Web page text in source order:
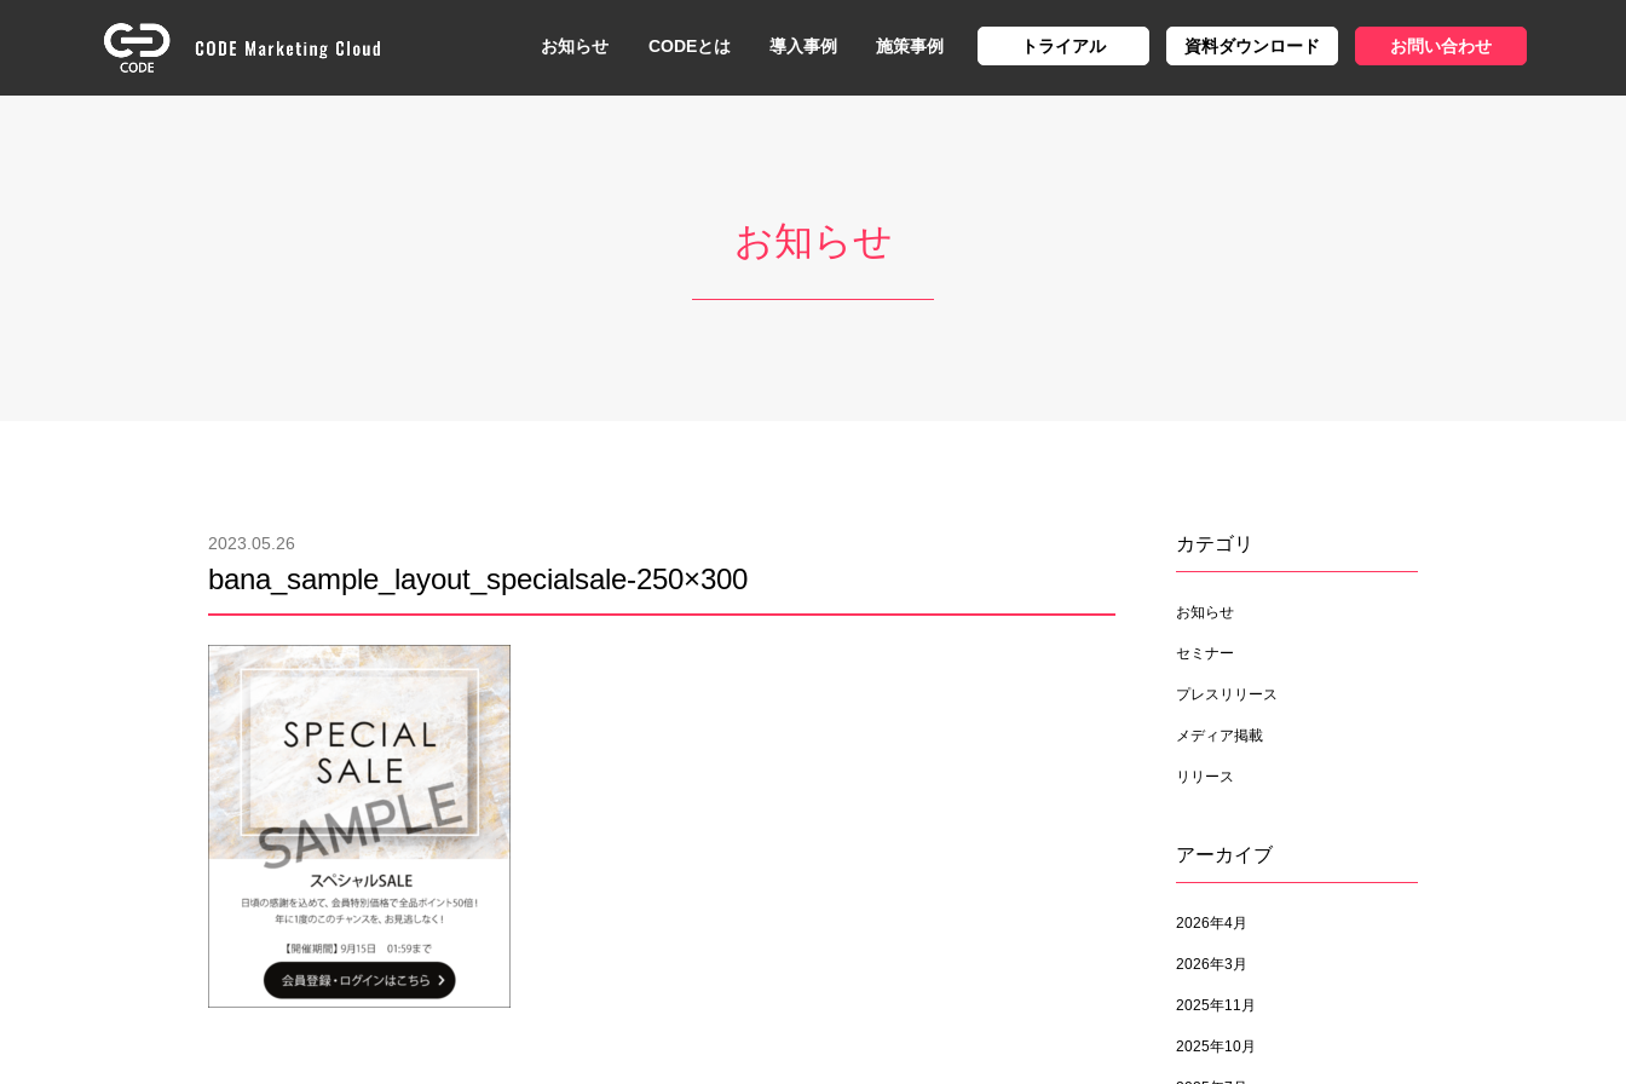
お知らせ CODEとは 導入事例 施策事例 トライアル 資料ダウンロード お問い合わせ
お知らせ
2023.05.26
bana_sample_layout_specialsale-250×300
カテゴリ
お知らせ
セミナー
プレスリリース
メディア掲載
リリース
アーカイブ
2026年4月
2026年3月
2025年11月
2025年10月